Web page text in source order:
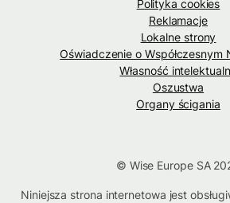
Polityka cookies
Reklamacje
Lokalne strony
Oświadczenie o Współczesnym
Własność
Oszustwa
Organy ścigania
© Wise Europe SA
Niniejsza strona internetowa jest